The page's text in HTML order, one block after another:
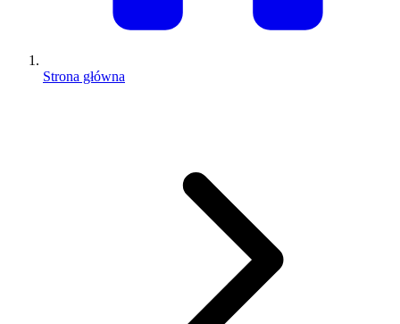
Strona główna